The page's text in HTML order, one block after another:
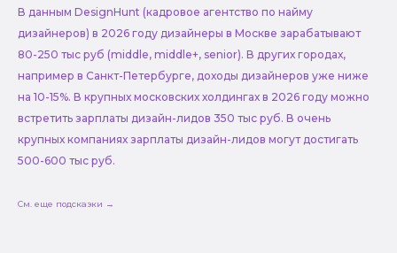
В данным DesignHunt (кадровое агентство по найму
дизайнеров) в 2026 году дизайнеры в Москве зарабатывают
80-250 тыс руб (middle, middle+, senior). В других городах,
например в Санкт-Петербурге, доходы дизайнеров уже ниже
на 10-15%. В крупных московских холдингах в 2026 году можно
встретить зарплаты дизайн-лидов 350 тыс руб. В очень
крупных компаниях зарплаты дизайн-лидов могут достигать
500-600 тыс руб.
См. еще подсказки →